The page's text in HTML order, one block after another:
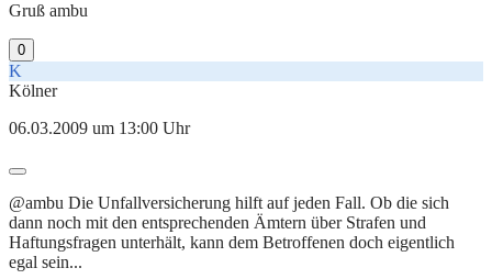
Gruß ambu
0
K
Kölner
06.03.2009 um 13:00 Uhr
@ambu Die Unfallversicherung hilft auf jeden Fall. Ob die sich
dann noch mit den entsprechenden Ämtern über Strafen und
Haftungsfragen unterhält, kann dem Betroffenen doch eigentlich
egal sein...